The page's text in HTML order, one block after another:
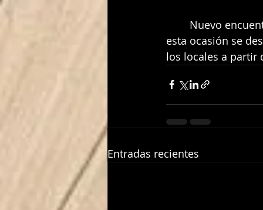
esta ocasión se
los locales a partir
Entradas recientes